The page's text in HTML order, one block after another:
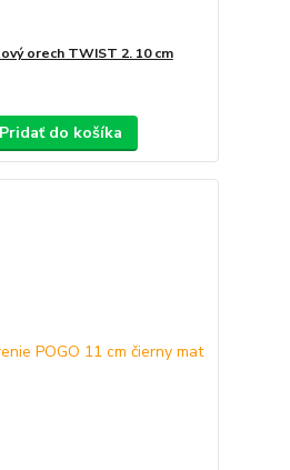
orech TWIST 2. 10 cm
Pridať do košíka